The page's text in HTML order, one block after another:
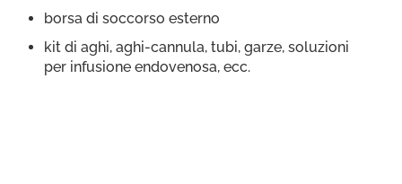
borsa di soccorso esterno
kit di aghi, aghi-cannula, tubi, garze, soluzioni
per infusione endovenosa, ecc.